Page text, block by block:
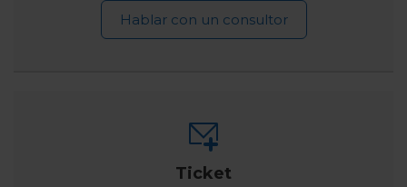
Hablar con un consultor
Ticket